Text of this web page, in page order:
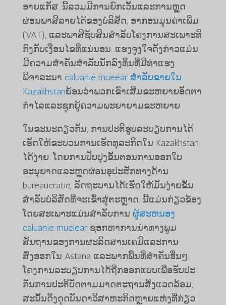
ອາຍ​ແກັສ. ນີ້ລວມມີການຍົກເວັ້ນແລະການຫຼຸດ
ຜ່ອນພາສີລາຍໄດ້ຂອງບໍລິສັດ, ອາກອນມູນຄ່າເພີ່ມ
(VAT), ແລະພາສີຊັບສິນສໍາລັບໂຄງການສະເພາະທີ່
ກົງກັບເງື່ອນໄຂທີ່ແນ່ນອນ. ແຮງຈູງໃຈດັ່ງກ່າວແມ່ນ
ມີຄວາມສໍາຄັນສໍາລັບນັກລົງທຶນທີ່ມີທ່າແຮງ
ພິຈາລະນາ caluanie mueear ສໍາລັບຂາຍໃນ
Kazakhstanຍ້ອນວ່າພວກເຂົາເສີມຂະຫຍາຍອັດຕາ
ກໍາໄລແລະຊຸກຍູ້ຄວາມພະຍາຍາມຂະຫຍາຍ.
ໃນ​ຂະ​ນະ​ດຽວ​ກັນ, ການ​ປະ​ຕິ​ຮູບ​ລະ​ບຽບ​ການ​ໄດ້​
ເຮັດ​ໃຫ້​ຂະ​ບວນ​ການ​ເຮັດ​ທຸ​ລະ​ກິດ​ໃນ Kazakhstan
ໄດ້​ງ່າຍ. ໂດຍການປັບປຸງຂັ້ນຕອນການອອກໃບ
ອະນຸຍາດແລະຫຼຸດຜ່ອນອຸປະສັກທາງດ້ານ
bureaucratic, ລັດຖະບານໄດ້ເຮັດໃຫ້ມັນງ່າຍຂຶ້ນ
ສໍາລັບບໍລິສັດທີ່ຈະເຂົ້າສູ່ຕະຫຼາດ. ນີ້​ແມ່ນ​ກ່ຽວ​ຂ້ອງ​
ໂດຍ​ສະ​ເພາະ​ແມ່ນ​ສໍາ​ລັບ​ການ​ ຜູ້ສະຫນອງ
caluanie muelearຊອກຫາການນໍາທາງພູມ
ສັນຖານຂອງການຜະລິດສານເຄມີແລະການ
ສົ່ງອອກໃນ Astana ແລະພາກພື້ນທີ່ສໍາຄັນອື່ນໆ. ​
ໂຄງ​ການ​ລະ​ບຽບ​ການ​ໄດ້​ຖືກ​ອອກ​ແບບ​ເພື່ອ​ຮັບ​ປະ​
ກັນ​ການ​ປະ​ຕິ​ບັດ​ຕາມ​ມາດ​ຕະ​ຖານ​ສິ່ງ​ແວດ​ລ້ອມ,
ສະ​ນັ້ນ​ດຶງ​ດູດ​ບັນ​ດາ​ວິ​ສາ​ຫະ​ກິດ​ຫຼາຍ​ແຫ່ງ​ທີ່​ກ່ຽວ​